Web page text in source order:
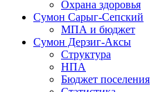
Охрана здоровья
Сумон Сарыг-Сепский
МПА и бюджет
Сумон Дерзиг-Аксы
Структура
НПА
Бюджет поселения